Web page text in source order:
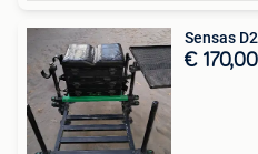
Sensas
€ 170,00